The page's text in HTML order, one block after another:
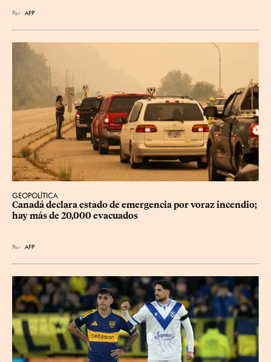
Por AFP
GEOPOLÍTICA
Canadá declara estado de emergencia por voraz incendio;
hay más de 20,000 evacuados
Por AFP